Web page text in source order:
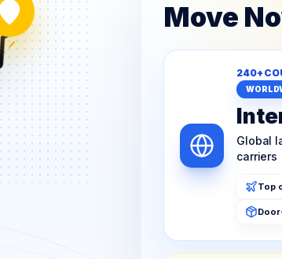
Move
240+
Global
carriers
Top